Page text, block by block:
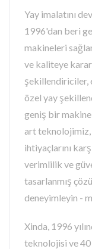
Yay imalatını
1996'dan beri
makineleri
ve kaliteye
şekillendiriciler,
özel yay
geniş bir
art teknolojimiz,
ihtiyaçlarını
verimlilik ve
tasarlanmış
deneyimleyin -
Xinda, 1996
teknolojisi ve 40